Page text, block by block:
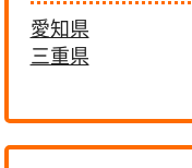
愛知県
三重県